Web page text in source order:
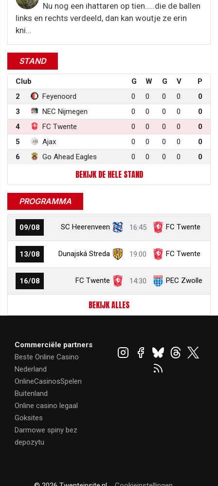
Nu nog een ihattaren op tien.....die de ballen
links en rechts verdeeld, dan kan woutje ze erin
kni...
STAND
Club G W G V
P
2
Feyenoord 0 0 0 0
0
3
NEC Nijmegen 0 0 0 0
0
4
FC Twente 0 0 0 0
0
5
Ajax 0 0 0 0
0
6
Go Ahead Eagles 0 0 0 0 0
BEKIJK DE HELE STAND
PROGRAMMA
09/08 SC Heerenveen 16:45 FC Twente
13/08 Dunajská Streda 19:00 FC Twente
16/08 FC Twente 14:30 PEC Zwolle
BEKIJK ALLES
Commerciële partners
Beste Online Casino
Nederland
OnlineCasinosSpelen
Buitenland
Online casino legaal
Goksites
Darmowe spiny bez
depozytu